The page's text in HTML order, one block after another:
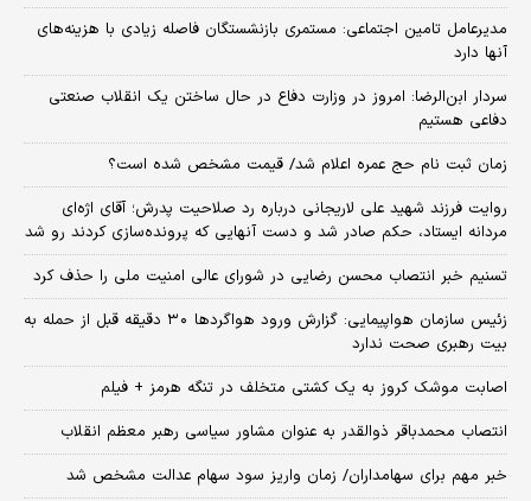
مدیرعامل تامین اجتماعی: مستمری بازنشستگان فاصله زیادی با هزینه‌های
آنها دارد
سردار ابن‌الرضا: امروز در وزارت دفاع در حال ساختن یک انقلاب صنعتی
دفاعی هستیم
زمان ثبت‌ نام حج عمره اعلام شد/ قیمت مشخص شده است؟
روایت فرزند شهید علی لاریجانی درباره رد صلاحیت پدرش؛ آقای اژه‌ای
مردانه ایستاد، حکم صادر شد و دست آنهایی که پرونده‌سازی کردند رو شد
تسنیم خبر انتصاب محسن رضایی در شورای عالی امنیت ملی را حذف کرد
زئیس سازمان هواپیمایی: گزارش ورود هواگردها ٣٠ دقیقه قبل از حمله به
بیت رهبری صحت ندارد
اصابت موشک کروز به یک کشتی متخلف در تنگه هرمز + فیلم
انتصاب محمدباقر ذوالقدر به عنوان مشاور سیاسی رهبر معظم انقلاب
خبر مهم برای سهامداران/ زمان واریز سود سهام عدالت مشخص شد